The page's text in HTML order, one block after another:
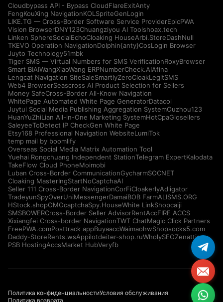
Cloudbypass API - Bypass CloudFlareExitAnty
FengKouXing NavigationKOLSpriteGenLogin
LIKE.TG — Cross-Border Software Service ProviderEpicPWA
Vision BrowserDNY123Chuangziyou AI Toolshoax.tech
Linken SphereSocialEchoCloaking HouseArbi.StoreDashNull
TKEVO Operation NavigationDolphin{anty}CosLogin Browser
Juyto Technology51mbk
Tiger SMS — Virtual Numbers for SMS VerificationRoxyBrowser
Smart BIAIWangXiaoWang ERPNumberCheck.AIAfina
Lengcat Navigation SiteSaleSmartlyZeroCloakLegitSMS
Web4 BrowserSeascross AI Product Selection for Sellers
Money SafeCross-Border All-Know Navigation
WhitePage Automated White Page GeneratorDatacol
Juytui Social Media Publishing Aggregation SystemOuzhou123
HuanYuZhiLian All-in-One Marketing SystemHotCpaGlosellers
SaleyeeToDetect IP CheckGen White Page
Etsy168 Professional Navigation WebsiteLumiTok
temp mail by boomlify
Overseas Social Media Matrix Automation Tool
Yuehai Rongchuang Independent StationTelegram ExpertKalodata
TakeFlow Cloud PhoneMoimobi
Luban Cross-Border CommunicationGycharmSOCNET
Cloaking MasterIngStartNoCaptchaAI
Seller 111 Cross-Border NavigationCorFiCloakerlyAdligator
TradeyunSpyOverUniMessengerDamaiBOB FarmALISMS.ORG
HStock.shopOMOcaptchaSpy.HouseWhite LinkShopcaiji
SMSBOWERCross-Border Seller AdvisorRentAccFIRE ACCS
Xixiangfei Cross-border NavigationTWT ChatMagic Click Partners
FreePWA.comPosttrack appBuyaaccWaimaohwShopsocks5.com
Daddy-StoreRents.wsAppilotdeiter-shop.ruWholySEOZenattica
PSB HostingAccsMarket HubVeryfb
Политика конфиденциальностиУсловия обслуживания
Политика возврата